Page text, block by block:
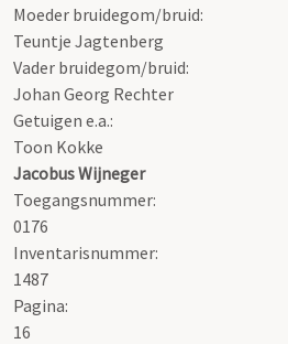
Moeder bruidegom/bruid:
Teuntje Jagtenberg
Vader bruidegom/bruid:
Johan Georg Rechter
Getuigen e.a.:
Toon Kokke
Jacobus Wijneger
Toegangsnummer:
0176
Inventarisnummer:
1487
Pagina:
16